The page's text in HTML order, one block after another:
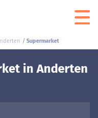
Supermarket
in Anderten